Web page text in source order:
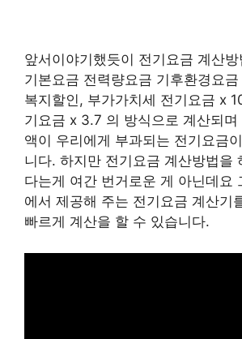
앞서이야기했듯이 전기요금 계산
기본요금 전력량요금 기후환경요
복지할인, 부가가치세 전기요금 x
기요금 x 3.7 의 방식으로 계산되
액이 우리에게 부과되는 전기요금
니다. 하지만 전기요금 계산방법을
다는게 여간 번거로운 게 아닌데요
에서 제공해 주는 전기요금 계산기
빠르게 계산을 할 수 있습니다.